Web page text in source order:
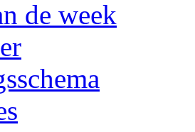
de week